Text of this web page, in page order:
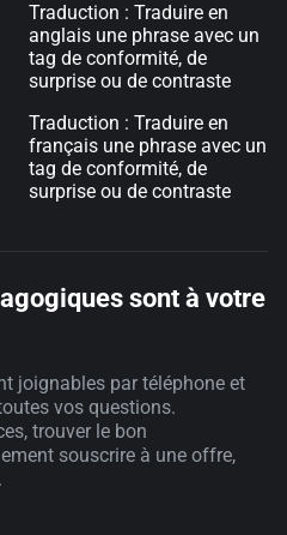
Traduction : Traduire en
anglais une phrase avec un
tag de conformité, de
surprise ou de contraste
Traduction : Traduire en
français une phrase avec un
tag de conformité, de
surprise ou de contraste
sont à votre
joignables par téléphone et
vos questions.
trouver le bon
souscrire à une offre,